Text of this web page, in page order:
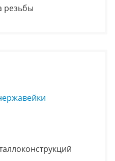
резьбы